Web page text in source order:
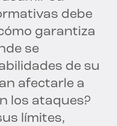
debe
garantiza
se
de su
afectarle a
los ataques?
límites,